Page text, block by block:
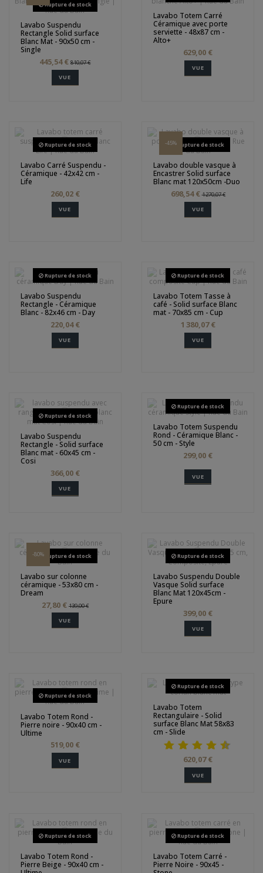
Rupture de stock
Lavabo Suspendu
Rectangle Solid surface
Blanc Mat - 90x50 cm -
Single
445,54 €810,07 €
VUE
Lavabo Totem Carré
Céramique avec porte
serviette - 48x87 cm -
Alto+
629,00 €
VUE
Rupture de stock
Lavabo Carré Suspendu -
Céramique - 42x42 cm -
Life
260,02 €
VUE
-45%Rupture de stock
Lavabo double vasque à
Encastrer Solid surface
Blanc mat 120x50cm -Duo
698,54 €1 270,07 €
VUE
Rupture de stock
Lavabo Suspendu
Rectangle - Céramique
Blanc - 82x46 cm - Day
220,04 €
VUE
Rupture de stock
Lavabo Totem Tasse à
café - Solid surface Blanc
mat - 70x85 cm - Cup
1 380,07 €
VUE
Rupture de stock
Lavabo Suspendu
Rectangle - Solid surface
Blanc mat - 60x45 cm -
Cosi
366,00 €
VUE
Rupture de stock
Lavabo Totem Suspendu
Rond - Céramique Blanc -
50 cm - Style
299,00 €
VUE
-80%Rupture de stock
Lavabo sur colonne
céramique - 53x80 cm -
Dream
27,80 € 139,00 €
VUE
Rupture de stock
Lavabo Suspendu Double
Vasque Solid surface
Blanc Mat 120x45cm -
Epure
399,00 €
VUE
Rupture de stock
Lavabo Totem Rond -
Pierre noire - 90x40 cm -
Ultime
519,00 €
VUE
Rupture de stock
Lavabo Totem
Rectangulaire - Solid
surface Blanc Mat 58x83
cm - Slide
620,07 €
VUE
Rupture de stock
Lavabo Totem Rond -
Pierre Beige - 90x40 cm -
Rupture de stock
Lavabo Totem Carré -
Pierre Noire - 90x45 -